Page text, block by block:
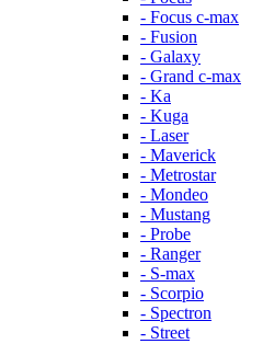
- Focus c-max
- Fusion
- Galaxy
- Grand c-max
- Ka
- Kuga
- Laser
- Maverick
- Metrostar
- Mondeo
- Mustang
- Probe
- Ranger
- S-max
- Scorpio
- Spectron
- Street